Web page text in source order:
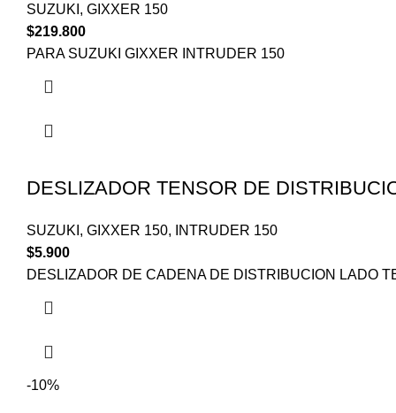
SUZUKI , GIXXER 150
$219.800
PARA SUZUKI GIXXER INTRUDER 150
DESLIZADOR TENSOR DE
SUZUKI , GIXXER 150,
INTRUDER 150
$5.900
DESLIZADOR DE CADENA DE DISTRIBUCION LADO
-10%